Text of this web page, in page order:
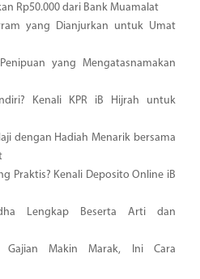
Rp50.000 dari Bank Muamalat
yang Dianjurkan untuk Umat
yang Mengatasnamakan
Kenali KPR iB Hijrah untuk
dengan Hadiah Menarik bersama
Praktis? Kenali Deposito Online iB
Lengkap Beserta Arti dan
Gajian Makin Marak, Ini Cara